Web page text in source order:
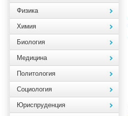
Физика
Химия
Биология
Медицина
Политология
Социология
Юриспруденция